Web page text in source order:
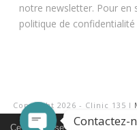
notre newsletter. Pour en
politique de confidentialité
Copyright 2026 - Clinic 135 I
Ce site utilise des cookies pour
Contactez-